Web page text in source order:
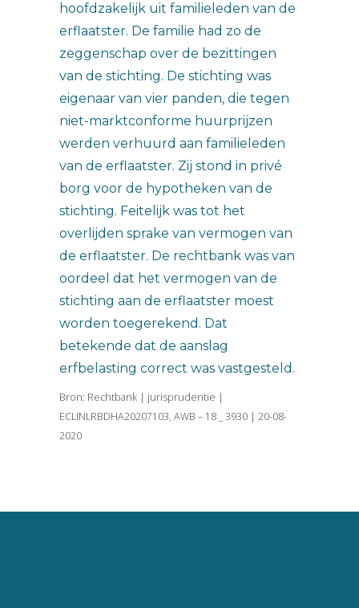
hoofdzakelijk uit familieleden van de
erflaatster. De familie had zo de
zeggenschap over de bezittingen
van de stichting. De stichting was
eigenaar van vier panden, die tegen
niet-marktconforme huurprijzen
werden verhuurd aan familieleden
van de erflaatster. Zij stond in privé
borg voor de hypotheken van de
stichting. Feitelijk was tot het
overlijden sprake van vermogen van
de erflaatster. De rechtbank was van
oordeel dat het vermogen van de
stichting aan de erflaatster moest
worden toegerekend. Dat
betekende dat de aanslag
erfbelasting correct was vastgesteld.
Bron: Rechtbank | jurisprudentie |
ECLINLRBDHA20207103, AWB – 18 _ 3930 | 20-08-
2020